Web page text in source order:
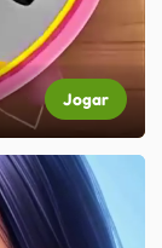
Jogar